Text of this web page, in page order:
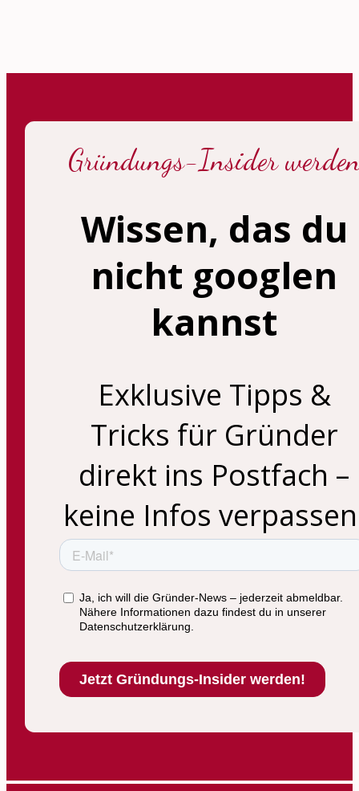
Gründungs-Insider
Wissen, das du
nicht googlen
kannst
Exklusive Tipps &
Tricks für Gründer
direkt ins Postfach –
keine Infos